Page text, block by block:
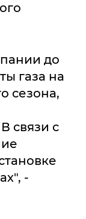
до
газа на
сезона,
связи с
-